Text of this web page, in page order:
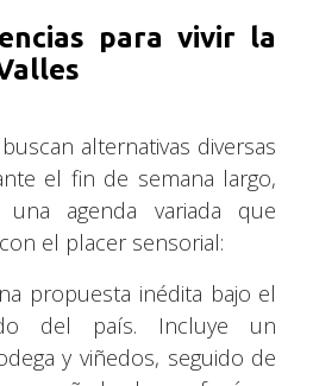
para vivir la
alternativas diversas
el fin de semana largo,
agenda variada que
el placer sensorial:
propuesta inédita bajo el
del país. Incluye un
y viñedos, seguido de